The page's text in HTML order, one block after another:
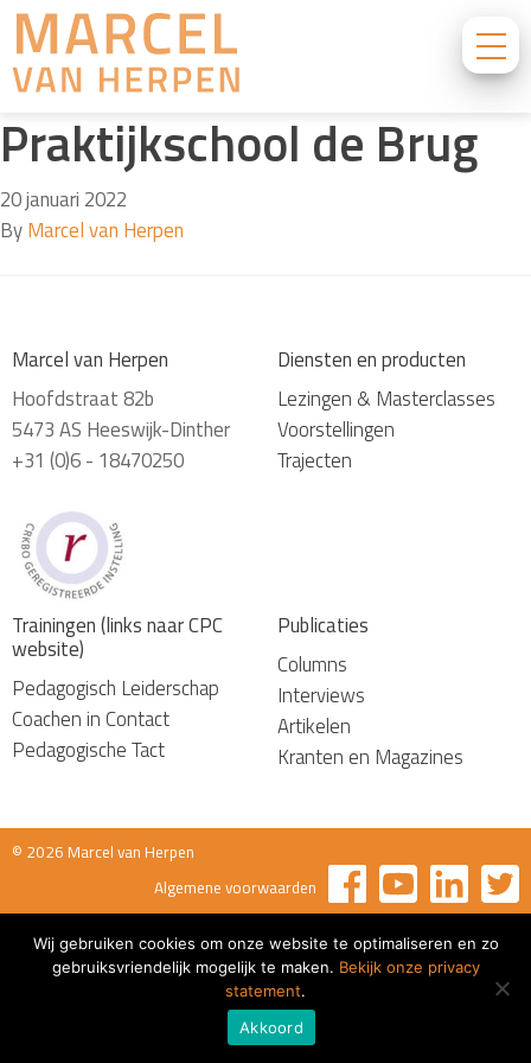
Praktijkschool de Brug
20 januari 2022
ByMarcel van Herpen
Marcel van Herpen
Hoofdstraat 82b
5473 AS Heeswijk-Dinther
+31 (0)6 - 18470250
Diensten en producten
Lezingen & Masterclasses
Voorstellingen
Trajecten
Trainingen (links naar CPC
website)
Pedagogisch Leiderschap
Coachen in Contact
Pedagogische Tact
Publicaties
Columns
Interviews
Artikelen
Kranten en Magazines
© 2026 Marcel van Herpen
Algemene voorwaarden
Wij gebruiken cookies om onze website te optimaliseren en zo
gebruiksvriendelijk mogelijk te maken. Bekijk onze privacy
statement.
Akkoord